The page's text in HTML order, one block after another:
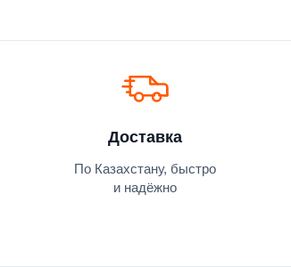
Доставка
По Казахстану, быстро
и надёжно